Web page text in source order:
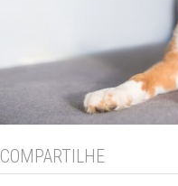
COMPARTILHE